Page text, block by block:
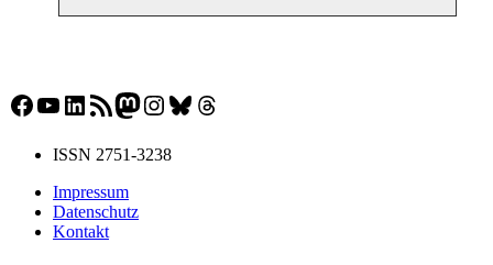
Facebook
YouTube
LinkedIn
RSS-FeedMastodon
Instagram
Bluesky
Threads
ISSN 2751-3238
Impressum
Datenschutz
Kontakt